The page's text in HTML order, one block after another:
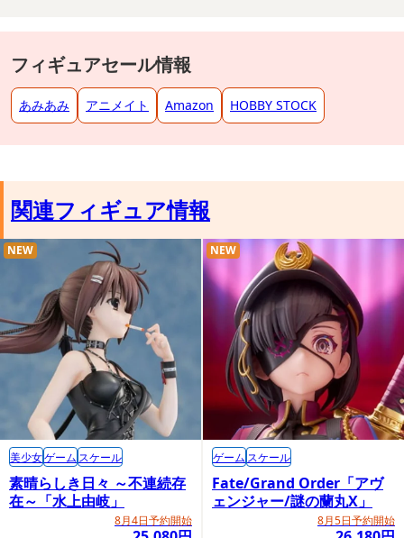
「グッドスマイルカンパニー公式ショップ」にて「ねんどろい
ど 橘ノゾミ」をご購入頂いた方に、「特製台座」をプレゼン
フィギュアセール情報
あみあみ アニメイト Amazon HOBBY STOCK
関連フィギュア情報
素晴らしき日々 ～不連続存
在～「水上由岐」
8月4日予約開始
NEW
美少女ゲーム スケール
Fate/Grand Order「アヴ
ェンジャー/謎の蘭丸X」
8月5日予約開始
NEW
ゲーム スケール